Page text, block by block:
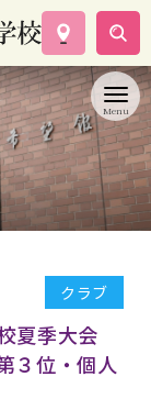
クラブ
夏季大会
３位・個人